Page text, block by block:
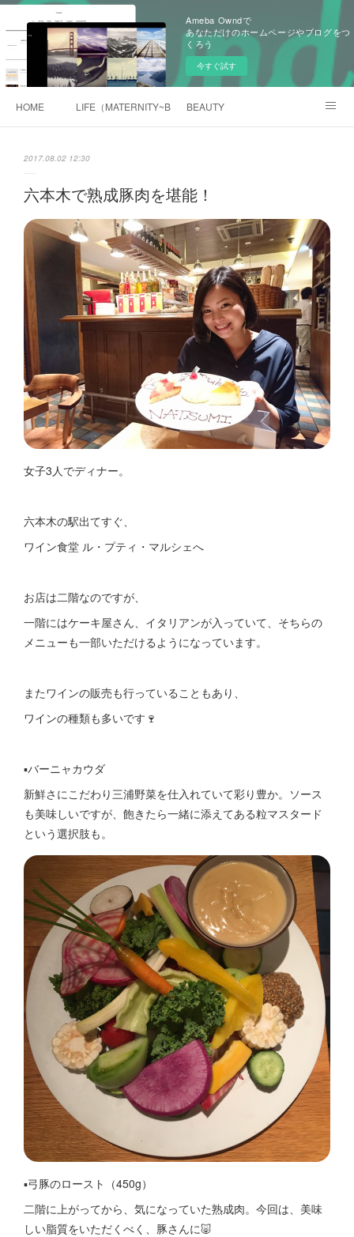
Ameba Owndで
あなただけのホームページやブログをつ
くろう
今すぐ試す
HOME LIFE（MATERNITY~BABY)BEAUTY
2017.08.02 12:30
六本木で熟成豚肉を堪能！
女子3人でディナー。
六本木の駅出てすぐ、
ワイン食堂 ル・プティ・マルシェへ
お店は二階なのですが、
一階にはケーキ屋さん、イタリアンが入っていて、そちらの
メニューも一部いただけるようになっています。
またワインの販売も行っていることもあり、
ワインの種類も多いです🍷
▪️バーニャカウダ
新鮮さにこだわり三浦野菜を仕入れていて彩り豊か。ソース
も美味しいですが、飽きたら一緒に添えてある粒マスタード
という選択肢も。
▪️弓豚のロースト（450g）
二階に上がってから、気になっていた熟成肉。今回は、美味
しい脂質をいただくべく、豚さんに🐷